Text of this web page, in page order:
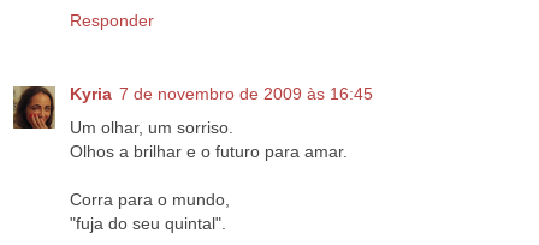
Responder
Kyria 7 de novembro de 2009 às 16:45
Um olhar, um sorriso.
Olhos a brilhar e o futuro para amar.
Corra para o mundo,
"fuja do seu quintal".